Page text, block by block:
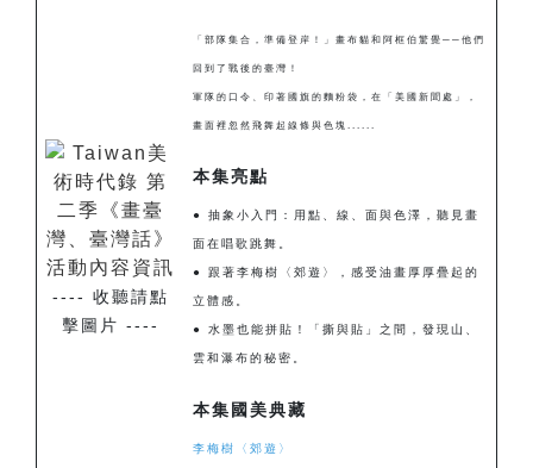
---- 收聽請點
擊圖片 ----
「部隊集合，準備登岸！」畫布貓和阿框伯驚覺──他們
回到了戰後的臺灣！
軍隊的口令、印著國旗的麵粉袋，在「美國新聞處」，
畫面裡忽然飛舞起線條與色塊......
本集亮點
● 抽象小入門：用點、線、面與色澤，聽見畫
面在唱歌跳舞。
● 跟著李梅樹〈郊遊〉，感受油畫厚厚疊起的
立體感。
● 水墨也能拼貼！「撕與貼」之間，發現山、
雲和瀑布的秘密
本集國美典藏
李梅樹〈郊遊〉